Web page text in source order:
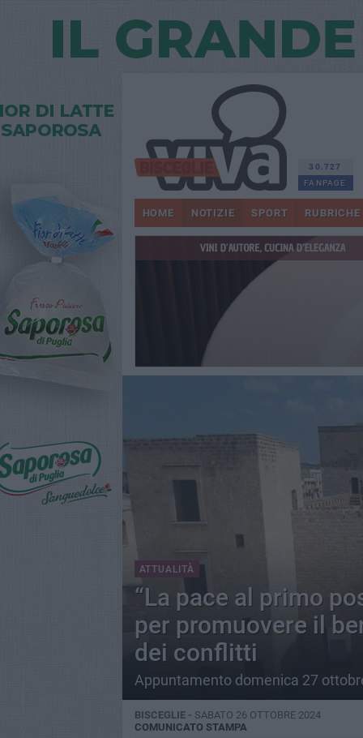
30.727
FANPAGE
HOME NOTIZIE SPORT RUBRICHE
ATTUALITÀ
“La pace al primo
per promuovere il
dei conflitti
Appuntamento domenica 27
BISCEGLIE - SABATO 26 OTTOBRE 2024
COMUNICATO STAMPA